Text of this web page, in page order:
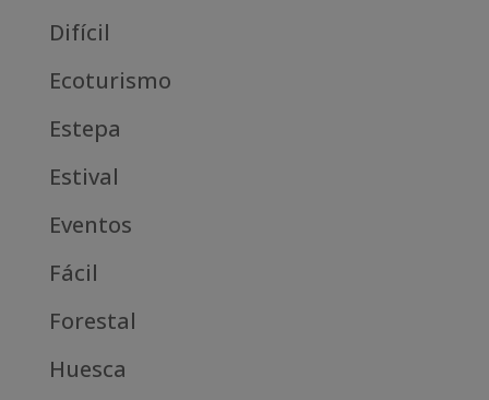
Difícil
Ecoturismo
Estepa
Estival
Eventos
Fácil
Forestal
Huesca